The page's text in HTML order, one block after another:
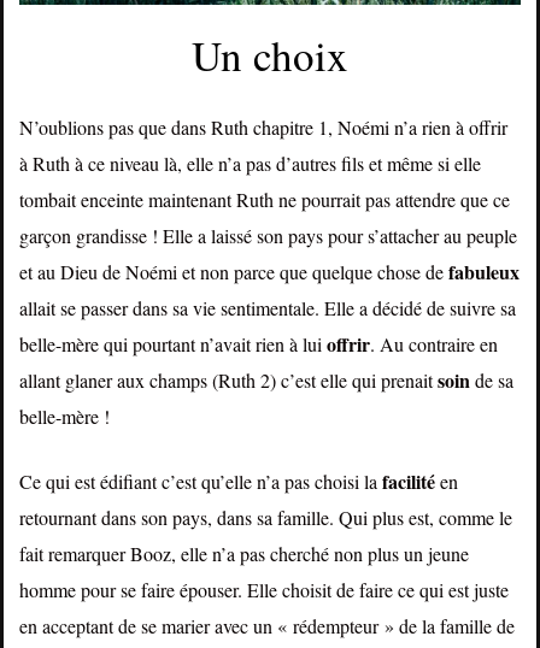
Un choix
N’oublions pas que dans Ruth chapitre 1, Noémi n’a rien à offrir
à Ruth à ce niveau là, elle n’a pas d’autres fils et même si elle
tombait enceinte maintenant Ruth ne pourrait pas attendre que ce
garçon grandisse ! Elle a laissé son pays pour s’attacher au peuple
et au Dieu de Noémi et non parce que quelque chose defabuleux
allait se passer dans sa vie sentimentale. Elle a décidé de suivre sa
belle-mère qui pourtant n’avait rien à luioffrir. Au contraire en
allant glaner aux champs (Ruth 2) c’est elle qui prenaitsoinde sa
belle-mère !
Ce qui est édifiant c’est qu’elle n’a pas choisi lafacilitéen
retournant dans son pays, dans sa famille. Qui plus est, comme le
fait remarquer Booz, elle n’a pas cherché non plus un jeune
homme pour se faire épouser. Elle choisit de faire ce qui est juste
en acceptant de se marier avec un « rédempteur » de la famille de